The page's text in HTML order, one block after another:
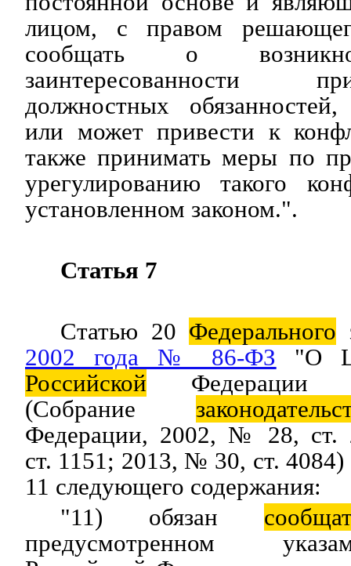
лицом, с правом
сообщать о
заинтересованности
должностных
или может привести к
также принимать меры по
урегулированию такого
установленном законом.".
Статья 7
Статью 20 Федерального
2002 года № 86-ФЗ "О
Российской Федерации
(Собрание
Федерации, 2002, № 28,
ст. 1151; 2013, № 30, ст.
11 следующего содержания:
"11) обязан
предусмотренном